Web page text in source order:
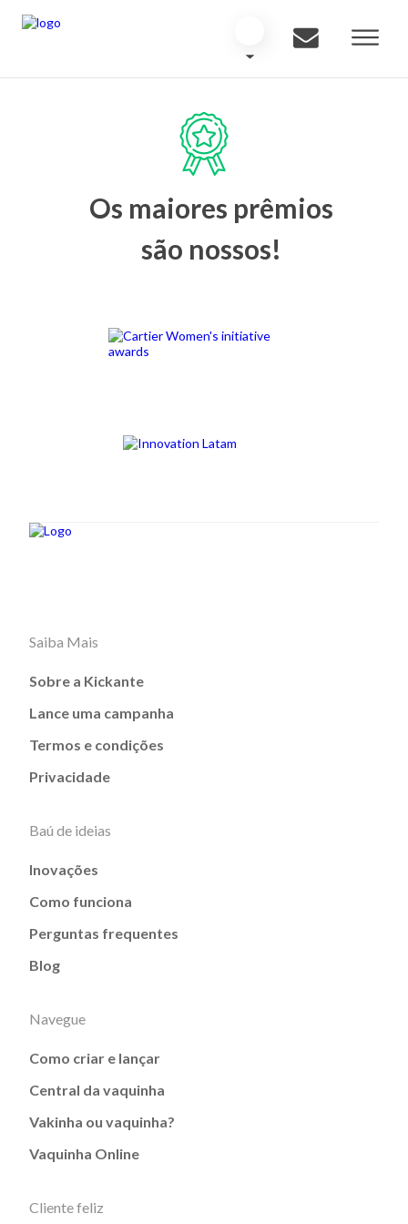
Os maiores prêmios
são nossos!
Saiba Mais
Sobre a Kickante
Lance uma campanha
Termos e condições
Privacidade
Baú de ideias
Inovações
Como funciona
Perguntas frequentes
Blog
Navegue
Como criar e lançar
Central da vaquinha
Vakinha ou vaquinha?
Vaquinha Online
Cliente feliz